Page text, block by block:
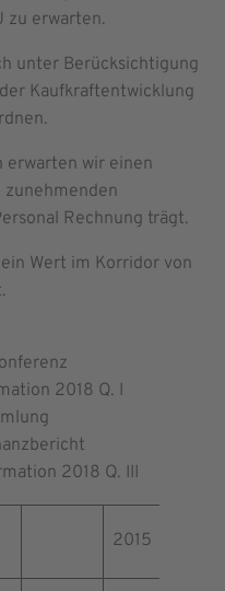
zu erwarten.
unter Berücksichtigung
Kaufkraftentwicklung
erwarten wir einen
Rechnung trägt.
Wert im Korridor von
2018 Q. I
2018 Q. III
2015